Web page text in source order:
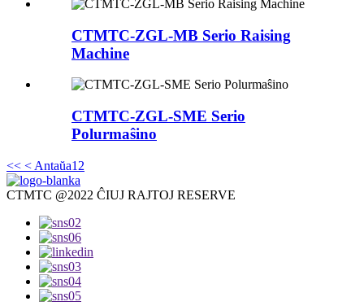
CTMTC-ZGL-MB Serio Raising
Machine
CTMTC-ZGL-SME Serio
Polurmaŝino
<< < Antaŭa1 2
CTMTC @2022 ĈIUJ RAJTOJ RESERVE